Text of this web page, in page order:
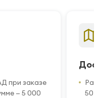
при заказе
— 5 000
50